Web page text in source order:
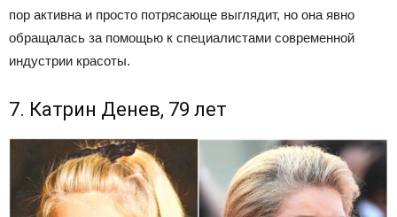
пор активна и просто потрясающе выглядит, но она явно
обращалась за помощью к специалистами современной
индустрии красоты.
7. Катрин Денев, 79 лет